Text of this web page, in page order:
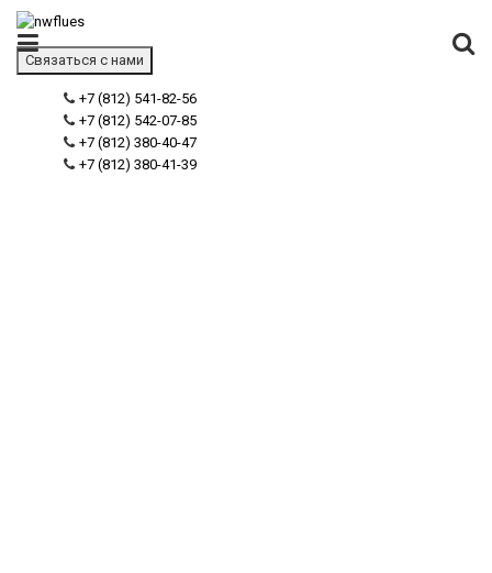
Связаться с нами
+7 (812) 541-82-56
+7 (812) 542-07-85
+7 (812) 380-40-47
+7 (812) 380-41-39